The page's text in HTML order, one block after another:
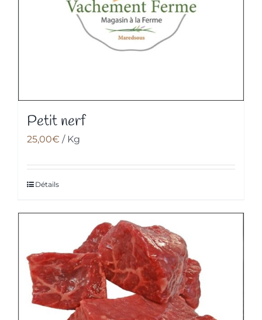
Petit nerf
25,00€ / Kg
Détails